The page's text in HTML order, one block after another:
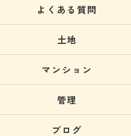
よくある質問
土地
マンション
管理
ブログ